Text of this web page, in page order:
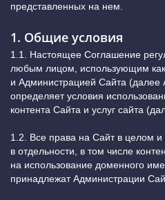
представленных на нем.
1. Общие условия
1.1. Настоящее Соглашение
любым лицом, использующим
и Администрацией Сайта (далее
определяет условия
контента Сайта и услуг сайта
1.2. Все права на Сайт в целом и
в отдельности, в том числе
на использование доменного
принадлежат Администрации